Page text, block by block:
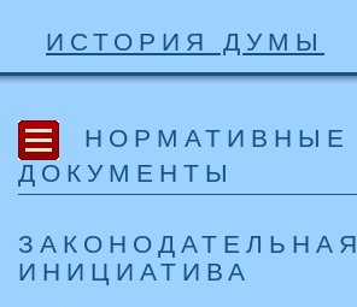
ИСТОРИЯ ДУМЫ
НОРМАТИВНЫЕ
ДОКУМЕНТЫ
ЗАКОНОДАТЕЛЬНАЯ
ИНИЦИАТИВА